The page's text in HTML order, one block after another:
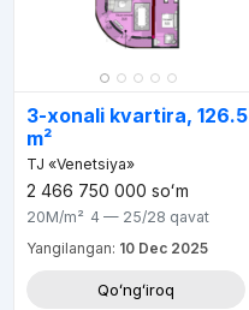
3-xonali kvartira, 126.5
m²
TJ «Venetsiya»
2 466 750 000 soʻm
20M/m² 4 — 25/28 qavat
Yangilangan: 10 Dec 2025
Qoʻngʻiroq